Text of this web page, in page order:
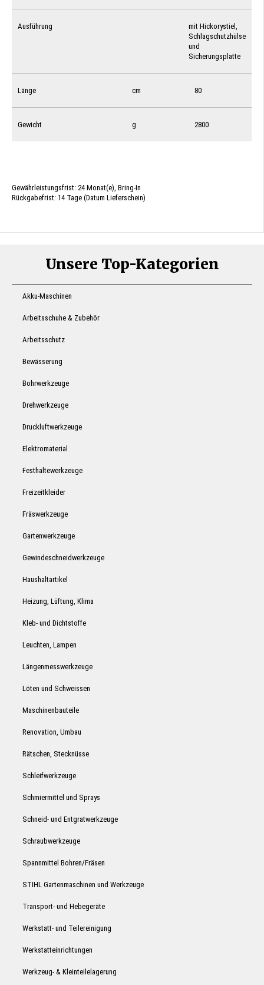
Ausführung
mit Hickorystiel,
Schlagschutzhülse
und
Sicherungsplatte
Länge cm 80
Gewicht g 2800
Gewährleistungsfrist: 24 Monat(e), Bring-In
Rückgabefrist: 14 Tage (Datum Lieferschein)
Unsere Top-Kategorien
Akku-Maschinen
Arbeitsschuhe & Zubehör
Arbeitsschutz
Bewässerung
Bohrwerkzeuge
Drehwerkzeuge
Druckluftwerkzeuge
Elektromaterial
Festhaltewerkzeuge
Freizeitkleider
Fräswerkzeuge
Gartenwerkzeuge
Gewindeschneidwerkzeuge
Haushaltartikel
Heizung, Lüftung, Klima
Kleb- und Dichtstoffe
Leuchten, Lampen
Längenmesswerkzeuge
Löten und Schweissen
Maschinenbauteile
Renovation, Umbau
Rätschen, Stecknüsse
Schleifwerkzeuge
Schmiermittel und Sprays
Schneid- und Entgratwerkzeuge
Schraubwerkzeuge
Spannmittel Bohren/Fräsen
STIHL Gartenmaschinen und Werkzeuge
Transport- und Hebegeräte
Werkstatt- und Teilereinigung
Werkstatteinrichtungen
Werkzeug- & Kleinteilelagerung